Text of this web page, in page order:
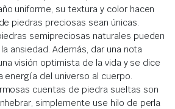
uniforme, su textura y color hacen
piedras preciosas sean únicas.
semipreciosas naturales pueden
ansiedad. Además, dar una nota
visión optimista de la vida y se dice
energía del universo al cuerpo.
cuentas de piedra sueltas son
simplemente use hilo de perla